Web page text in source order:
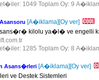
1049 Toplam Oy: 9
[A�iklama][Oy ver]
kilolu ya�l� ve engelli
1285 Toplam Oy: 8
Asans�rleri [A�iklama][Oy ver]
ve Destek Sistemleri